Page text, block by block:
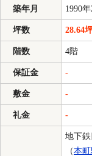
築年月 1990
坪数 28.64
階数 4階
保証金 -
敷金 -
礼金 -
地下
（本